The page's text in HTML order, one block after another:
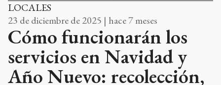
LOCALES
23 de diciembre de 2025 | hace 7 meses
Cómo funcionarán los
servicios en Navidad y
Año Nuevo: recolección,